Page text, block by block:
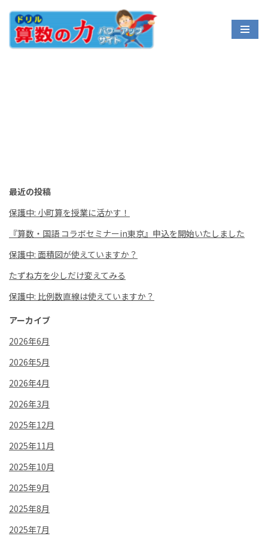
コ
ン
最近の投稿
保護中: 小町算を授業に活かす！
『算数・国語 コラボセミナーin東京』申込を開始いたしました
保護中: 面積図が使えていますか？
たずね方を少しだけ変えてみる
保護中: 比例数直線は使えていますか？
アーカイブ
2026年6月
2026年5月
2026年4月
2026年3月
2025年12月
2025年11月
2025年10月
2025年9月
2025年8月
2025年7月